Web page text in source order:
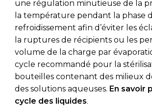
une régulation minutieuse de la
la température pendant la phase
refroidissement afin d’éviter les
la ruptures de récipients ou les
volume de la charge par
cycle recommandé pour la
bouteilles contenant des milieux
des solutions aqueuses. En savoir
cycle des liquides.